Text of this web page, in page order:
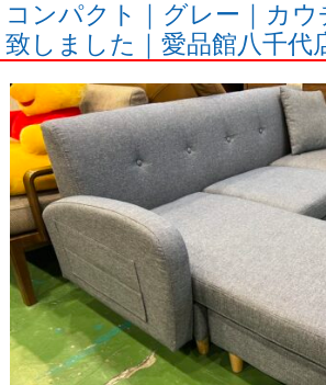
コンパクト｜グレー｜カウ
致しました｜愛品館八千代